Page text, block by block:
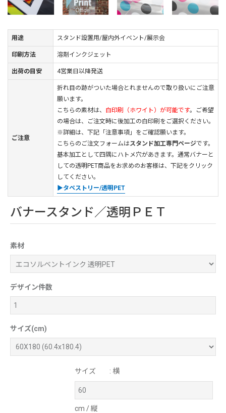
用途 スタンド設置用/屋内外イベント/展示会
印刷方法 溶剤インクジェット
出荷の目安 4営業日以降発送
ご注意
折れ目の跡がついた場合とれませんので取り扱いにご注意
願います。
こちらの素材は、 白印刷（ホワイト）が可能です。ご希望
の場合は、ご注文時に後加工の白印刷をご選択ください。
※詳細は、下記「注意事項」をご確認願います。
こちらのご注文フォームはスタンド加工専門ページです。
基本加工として四隅にハトメ穴があきます。通常バナーと
しての透明PET商品をお求めのお客様は、下記をクリック
してください。
▶タペストリー/透明PET
バナースタンド／透明ＰＥＴ
素材
デザイン件数
サイズ(cm)
サイズ : 横
cm / 縦